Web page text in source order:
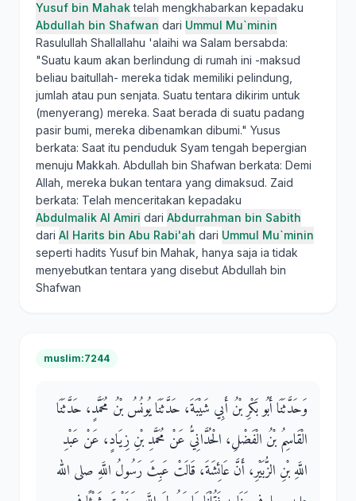
Yusuf bin Mahaktelah mengkhabarkan kepadaku
Abdullah bin Shafwan dari Ummul Mu`minin
Rasulullah Shallallahu 'alaihi wa Salam bersabda:
"Suatu kaum akan berlindung di rumah ini -maksud
beliau baitullah- mereka tidak memiliki pelindung,
jumlah atau pun senjata. Suatu tentara dikirim untuk
(menyerang) mereka. Saat berada di suatu padang
pasir bumi, mereka dibenamkan dibumi." Yusus
berkata: Saat itu penduduk Syam tengah bepergian
menuju Makkah. Abdullah bin Shafwan berkata: Demi
Allah, mereka bukan tentara yang dimaksud. Zaid
berkata: Telah menceritakan kepadaku
Abdulmalik Al Amiri dari Abdurrahman bin Sabith
dari Al Harits bin Abu Rabi'ah dari Ummul Mu`minin
seperti hadits Yusuf bin Mahak, hanya saja ia tidak
menyebutkan tentara yang disebut Abdullah bin
Shafwan
muslim:7244
وَحَدَّثَنَا أَبُو بَكْرِ بْنُ أَبِي شَيْبَةَ، حَدَّثَنَا يُونُسُ بْنُ مُحَمَّدٍ، حَدَّثَنَا
الْقَاسِمُ بْنُ الْفَضْلِ، الْحُدَّانِيُّ عَنْ مُحَمَّدِ بْنِ زِيَادٍ، عَنْ عَبْدِ
اللَّهِ بْنِ الزُّبَيْرِ، أَنَّ عَائِشَةَ، قَالَتْ عَبِثَ رَسُولُ اللَّهِ صلى الله